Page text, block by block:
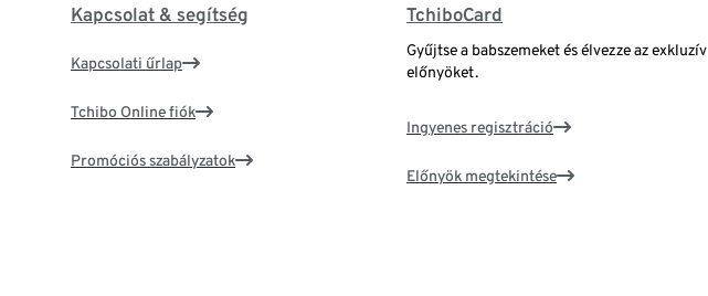
Kapcsolat & segítség
Kapcsolati űrlap
Tchibo Online fiók
Promóciós szabályzatok
TchiboCard
Gyűjtse a babszemeket és élvezze az exkluzív
előnyöket.
Ingyenes regisztráció
Előnyök megtekintése